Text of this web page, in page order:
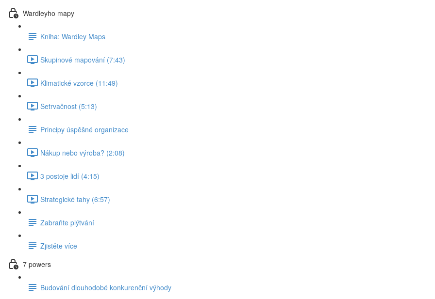
Wardleyho mapy
Kniha: Wardley Maps
Skupinové mapování (7:43)
Klimatické vzorce (11:49)
Setrvačnost (5:13)
Principy úspěšné organizace
Nákup nebo výroba? (2:08)
3 postoje lidí (4:15)
Strategické tahy (6:57)
Zabraňte plýtvání
Zjistěte více
7 powers
Budování dlouhodobé konkurenční výhody